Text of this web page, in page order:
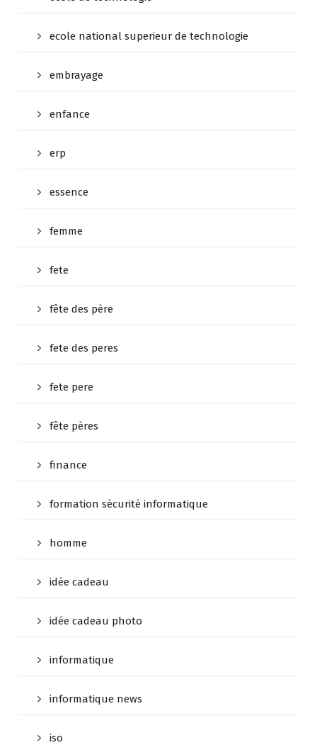
ecole national superieur de technologie
embrayage
enfance
erp
essence
femme
fete
fête des père
fete des peres
fete pere
fête pères
finance
formation sécurité informatique
homme
idée cadeau
idée cadeau photo
informatique
informatique news
iso